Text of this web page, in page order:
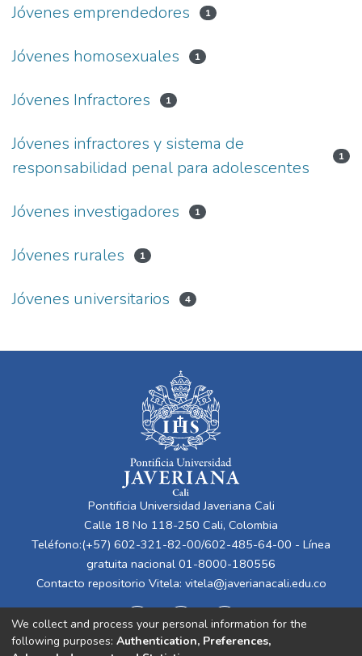
Jóvenes emprendedores 1
Jóvenes homosexuales 1
Jóvenes Infractores 1
Jóvenes infractores y sistema de
responsabilidad penal para adolescentes
1
Jóvenes investigadores 1
Jóvenes rurales 1
Jóvenes universitarios 4
Pontificia Universidad Javeriana Cali
Calle 18 No 118-250 Cali, Colombia
Teléfono:(+57) 602-321-82-00/602-485-64-00 - Línea
gratuita nacional 01-8000-180556
Contacto repositorio Vitela: vitela@javerianacali.edu.co
We collect and process your personal information for the
following purposes: Authentication, Preferences,